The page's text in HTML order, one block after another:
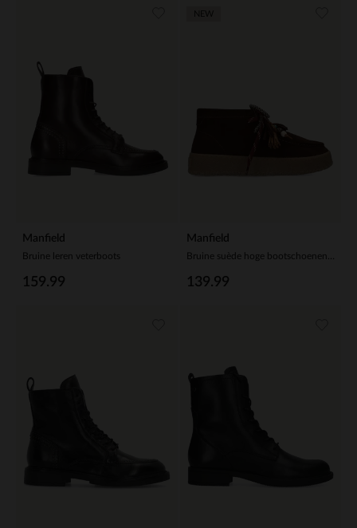
Manfield
Bruine leren veterboots
159.99
Manfield
139.99